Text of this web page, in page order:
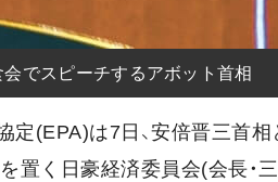
でスピーチするアボット首相
定(EPA)は7日、安倍晋三首
置く日豪経済委員会(会長